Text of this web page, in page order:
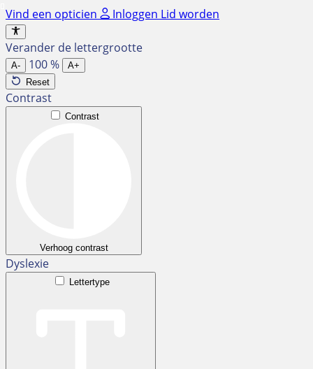
Ga
naar
de
inhoud
Vind een opticien Inloggen Lid worden
Verander de lettergrootte
A- 100%
A+
Reset
Contrast
Contrast
Verhoog contrast
Dyslexie
Lettertype